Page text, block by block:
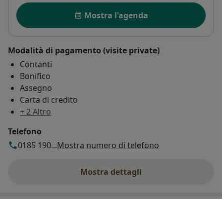
Disponibilità
Mostra l'agenda
Modalità di pagamento (visite private)
Contanti
Bonifico
Assegno
Carta di credito
+ 2 Altro
Telefono
0185 190...Mostra numero di telefono
Mostra dettagli
sull'indirizzo